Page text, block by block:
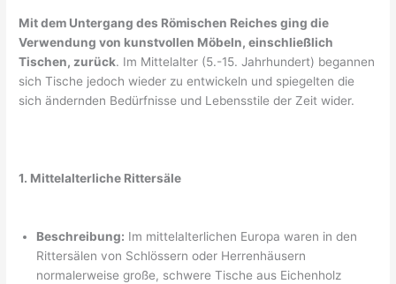
Mit dem Untergang des Römischen Reiches ging die
Verwendung von kunstvollen Möbeln, einschließlich
Tischen, zurück. Im Mittelalter (5.-15. Jahrhundert) begannen
sich Tische jedoch wieder zu entwickeln und spiegelten die
sich ändernden Bedürfnisse und Lebensstile der Zeit wider.
1. Mittelalterliche Rittersäle
Beschreibung: Im mittelalterlichen Europa waren in den
Rittersälen von Schlössern oder Herrenhäusern
normalerweise große, schwere Tische aus Eichenholz